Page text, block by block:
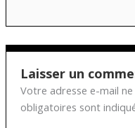
Laisser un
Votre adresse e-mail
obligatoires sont